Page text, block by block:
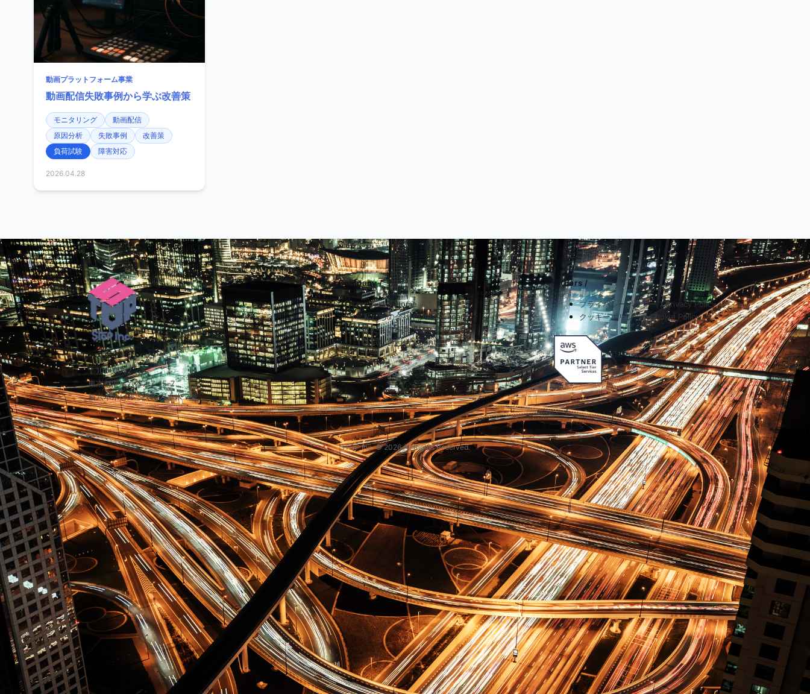
動画プラットフォーム事業
動画配信失敗事例から学ぶ改善策
モニタリング
動画配信
原因分析
失敗事例
改善策
負荷試験
障害対応
2026.04.28
株式会社 STOP
〒106-0032
東京都港区六本木7-15-7
新六本木ビル SENQ六本木 7階
Company /
ホーム / Home
私たちの会社 / Our Company
私たちの事業 / Our Business
お問い合わせ / Contact us
Others /
プライバシーポリシー / Privacy Policy
クッキーポリシー / Cookie Policy
STOP Inc. © 2026 All Rights Reserved.